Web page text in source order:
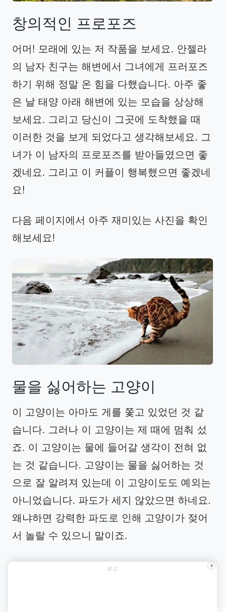
창의적인 프로포즈
어머! 모래에 있는 저 작품을 보세요. 안젤라
의 남자 친구는 해변에서 그녀에게 프러포즈
하기 위해 정말 온 힘을 다했습니다. 아주 좋
은 날 태양 아래 해변에 있는 모습을 상상해
보세요. 그리고 당신이 그곳에 도착했을 때
이러한 것을 보게 되었다고 생각해보세요. 그
녀가 이 남자의 프로포즈를 받아들였으면 좋
겠네요. 그리고 이 커플이 행복했으면 좋겠네
요!
다음 페이지에서 아주 재미있는 사진을 확인
해보세요!
물을 싫어하는 고양이
이 고양이는 아마도 게를 쫓고 있었던 것 같
습니다. 그러나 이 고양이는 제 때에 멈춰 섰
죠. 이 고양이는 물에 들어갈 생각이 전혀 없
는 것 같습니다. 고양이는 물을 싫어하는 것
으로 잘 알려져 있는데 이 고양이도도 예외는
아니었습니다. 파도가 세지 않았으면 하네요.
왜냐하면 강력한 파도로 인해 고양이가 젖어
서 놀랄 수 있으니 말이죠.
놀라움과 관련하여... 다음 페이지에서 더 알
광고 X